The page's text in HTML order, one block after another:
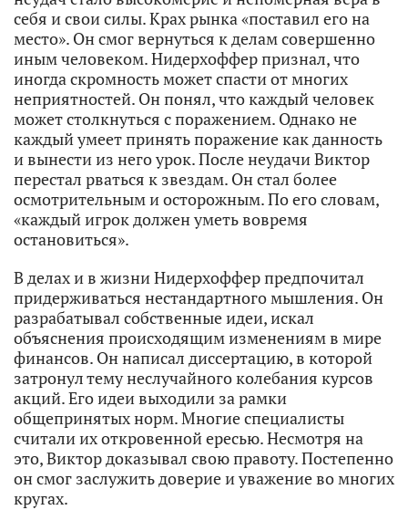
себя и свои силы. Крах рынка «поставил его на
место». Он смог вернуться к делам совершенно
иным человеком. Нидерхоффер признал, что
иногда скромность может спасти от многих
неприятностей. Он понял, что каждый человек
может столкнуться с поражением. Однако не
каждый умеет принять поражение как данность
и вынести из него урок. После неудачи Виктор
перестал рваться к звездам. Он стал более
осмотрительным и осторожным. По его словам,
«каждый игрок должен уметь вовремя
остановиться».
В делах и в жизни Нидерхоффер предпочитал
придерживаться нестандартного мышления. Он
разрабатывал собственные идеи, искал
объяснения происходящим изменениям в мире
финансов. Он написал диссертацию, в которой
затронул тему неслучайного колебания курсов
акций. Его идеи выходили за рамки
общепринятых норм. Многие специалисты
считали их откровенной ересью. Несмотря на
это, Виктор доказывал свою правоту. Постепенно
он смог заслужить доверие и уважение во многих
кругах.